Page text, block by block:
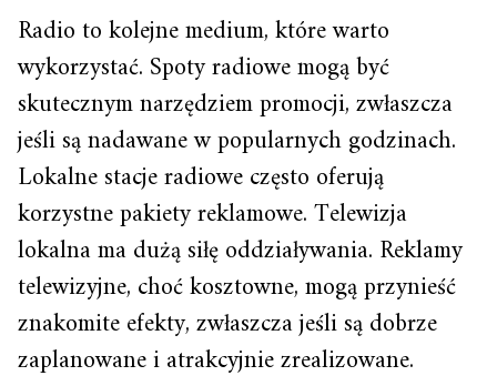
Radio to kolejne medium, które warto
wykorzystać. Spoty radiowe mogą być
skutecznym narzędziem promocji, zwłaszcza
jeśli są nadawane w popularnych godzinach.
Lokalne stacje radiowe często oferują
korzystne pakiety reklamowe. Telewizja
lokalna ma dużą siłę oddziaływania. Reklamy
telewizyjne, choć kosztowne, mogą przynieść
znakomite efekty, zwłaszcza jeśli są dobrze
zaplanowane i atrakcyjnie zrealizowane.